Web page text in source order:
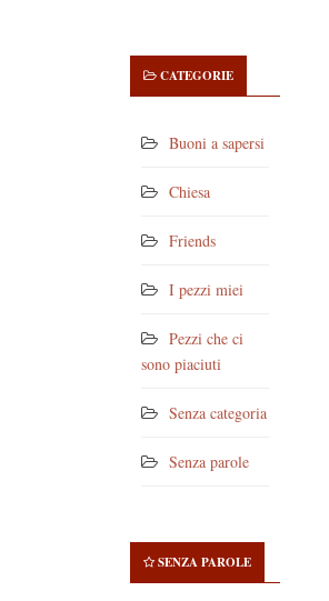
CATEGORIE
Buoni a sapersi
Chiesa
Friends
I pezzi miei
Pezzi che ci
sono piaciuti
Senza categoria
Senza parole
SENZA PAROLE